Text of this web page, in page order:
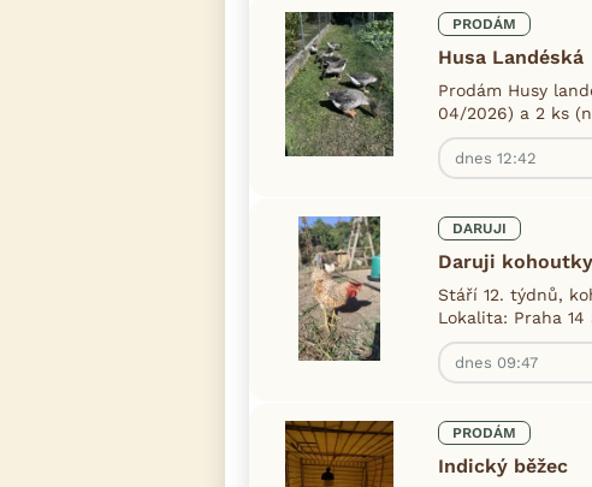
PRODÁM
Husa Landéská
Prodám Husy
04/2026) a 2 ks
dnes 12:42
DARUJI
Daruji
Stáří 12. týdnů,
Lokalita: Praha
dnes 09:47
PRODÁM
Indický běžec